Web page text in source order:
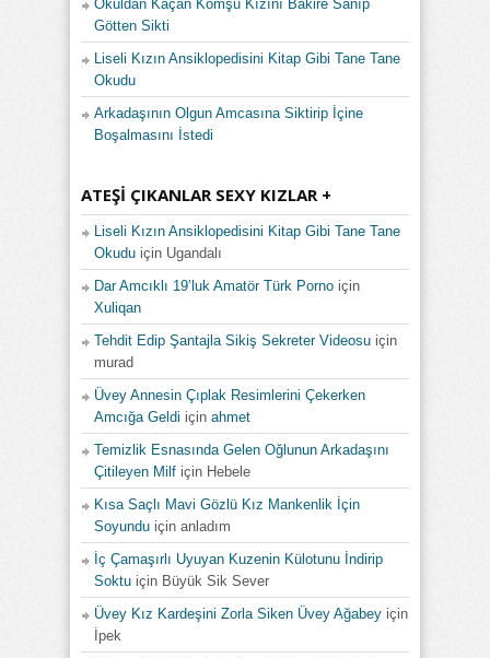
Okuldan Kaçan Komşu Kızını Bakire Sanıp
Götten Sikti
Liseli Kızın Ansiklopedisini Kitap Gibi Tane Tane
Okudu
Arkadaşının Olgun Amcasına Siktirip İçine
Boşalmasını İstedi
ATEŞI ÇIKANLAR SEXY KIZLAR +
Liseli Kızın Ansiklopedisini Kitap Gibi Tane Tane
Okudu için Ugandalı
Dar Amcıklı 19’luk Amatör Türk Porno için
Xuliqan
Tehdit Edip Şantajla Sikiş Sekreter Videosu için
murad
Üvey Annesin Çıplak Resimlerini Çekerken
Amcığa Geldi için ahmet
Temizlik Esnasında Gelen Oğlunun Arkadaşını
Çitileyen Milf için Hebele
Kısa Saçlı Mavi Gözlü Kız Mankenlik İçin
Soyundu için anladım
İç Çamaşırlı Uyuyan Kuzenin Külotunu İndirip
Soktu için Büyük Sik Sever
Üvey Kız Kardeşini Zorla Siken Üvey Ağabey için
İpek